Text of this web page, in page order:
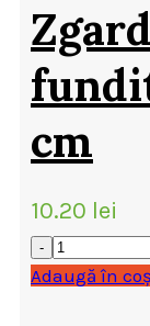
cm
10.20 lei
Adaugă în coș